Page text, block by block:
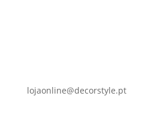
lojaonline@decorstyle.pt